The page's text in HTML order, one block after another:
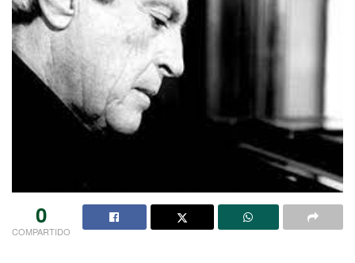
0
COMPARTIDO